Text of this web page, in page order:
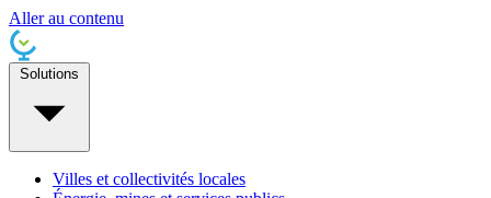
Aller au contenu
Villes et collectivités locales